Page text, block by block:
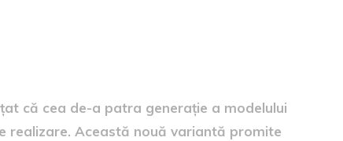
că cea de-a patra generație a modelului
realizare. Această nouă variantă promite